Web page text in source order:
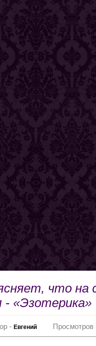
что на
«Эзотерика»
-Евгений